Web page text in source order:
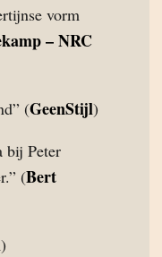
vorm
– NRC
(GeenStijl)
bij Peter
(Bert
)